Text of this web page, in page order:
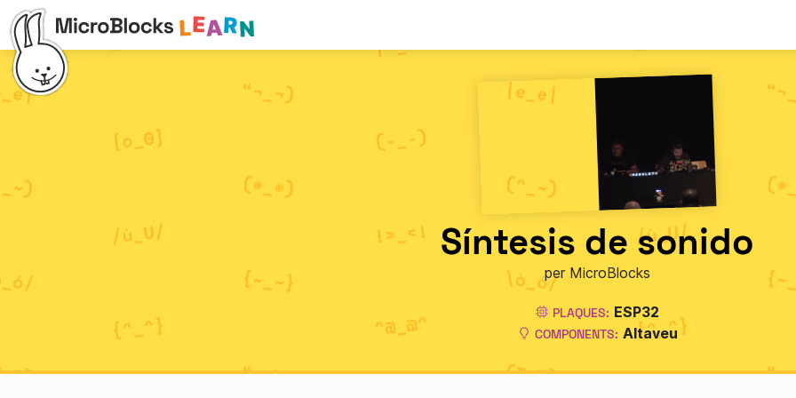
Síntesis de sonido
per MicroBlocks
PLAQUES: ESP32
COMPONENTS: Altaveu